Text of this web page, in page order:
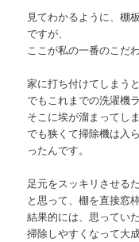
見てわかるように、棚
ですが、
ここが私の一番のこだ
家に打ち付けてしまう
でもこれまでの洗濯機
そこに埃が溜まってし
でも狭くて掃除機は入
ったんです。
足元をスッキリさせる
と思って、棚を直接窓
結果的には、思ってい
掃除しやすくなって大